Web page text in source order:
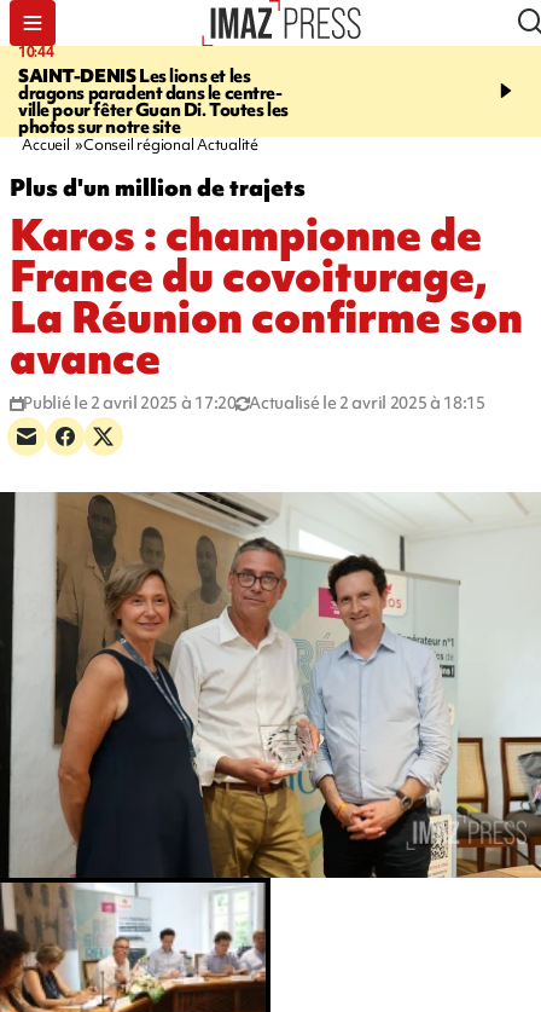
10:44
SAINT-DENISLes lions et les
dragons paradent dans le centre-
ville pour fêter Guan Di. Toutes les
photos sur notre site
10:02
intègrent des centres
Accueil Conseil régional Actualité
Plus d'un million de trajets
Karos : championne de
France du covoiturage,
La Réunion confirme son
avance
Publié le 2 avril 2025 à 17:20 Actualisé le 2 avril 2025 à 18:15